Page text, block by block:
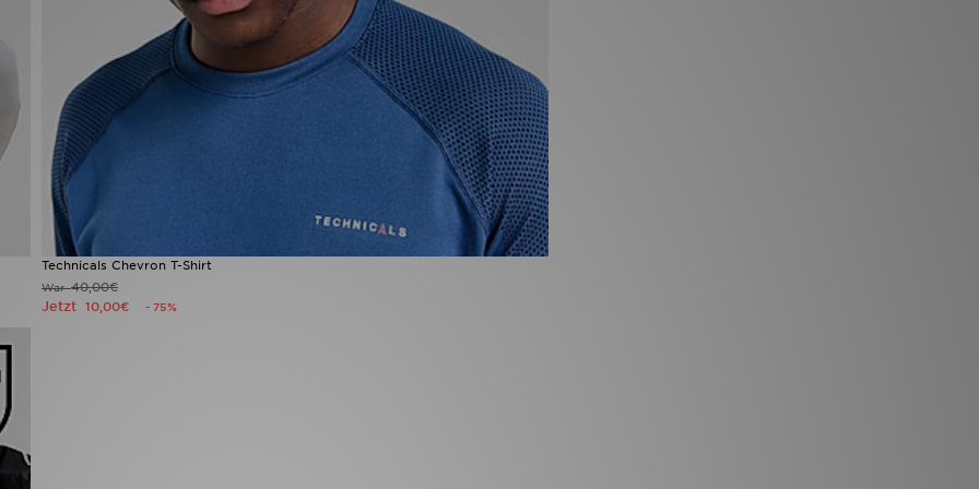
Technicals Chevron T-Shirt
War40,00€
Jetzt 10,00€ - 75%